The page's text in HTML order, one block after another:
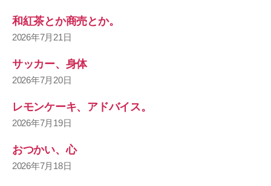
和紅茶とか商売とか。
2026年7月21日
サッカー、身体
2026年7月20日
レモンケーキ、アドバイス。
2026年7月19日
おつかい、心
2026年7月18日